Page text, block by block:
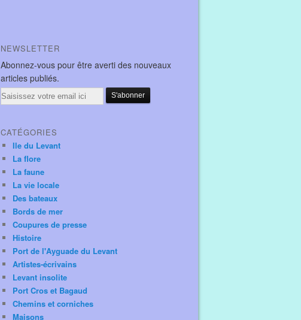
NEWSLETTER
Abonnez-vous pour être averti des nouveaux
articles publiés.
Email
CATÉGORIES
Ile du Levant
La flore
La faune
La vie locale
Des bateaux
Bords de mer
Coupures de presse
Histoire
Port de l'Ayguade du Levant
Artistes-écrivains
Levant insolite
Port Cros et Bagaud
Chemins et corniches
Maisons